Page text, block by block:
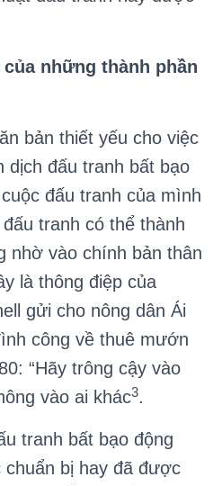
những thành phần
bản thiết yếu cho việc
dịch đấu tranh bất bạo
đấu tranh của mình
tranh có thể thành
nhờ vào chính bản thân
là thông điệp của
gửi cho nông dân Ái
công về thuê mướn
“Hãy trông cậy vào
vào ai khác3.
tranh bất bạo động
bị hay đã được